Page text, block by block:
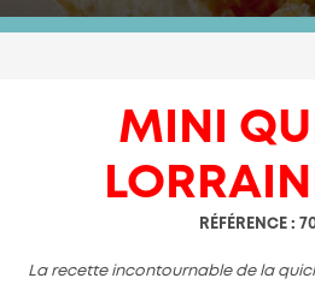
MINI
RÉFÉRENCE :
La recette incontournable de la
!
présente sur chaque page de
services tiers, vous acceptez le
fonctionnement.